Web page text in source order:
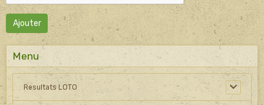
Ajouter
Menu
Resultats LOTO